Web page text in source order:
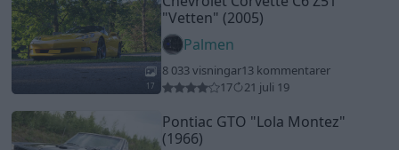
17
"Vetten" (2005)
Palmen
8 033 visningar13 kommentarer
17
21 juli 19
Pontiac GTO "Lola Montez"
(1966)